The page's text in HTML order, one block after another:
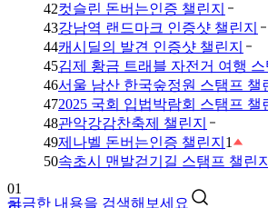
42컷슬린 돈버는인증 챌린지
43강남역 랜드마크 인증샷 챌린지
44캐시딜의 발견 인증샷 챌린지
45김제 황금 트래블 자전거 여행 스
46서울 남산 한국숲정원 스탬프 챌
472025 국회 입법박람회 스탬프 챌
48관악강감찬축제 챌린지
49제나벨 돈버는인증 챌린지 1
50속초시 맨발걷기길 스탬프 챌린지
궁금한 내용을 검색해보세요
루